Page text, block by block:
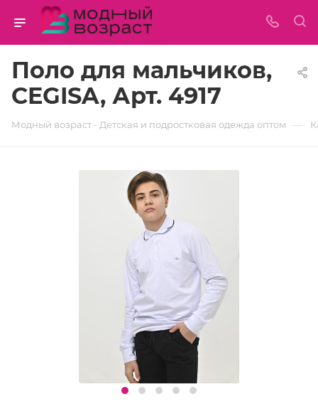
Поло для мальчиков,
CEGISA, Арт. 4917
Модный возраст - Детская и подростковая одежда оптом —